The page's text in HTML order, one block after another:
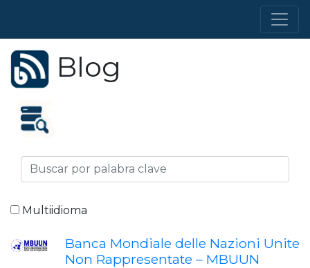
Blog
Multiidioma
Banca Mondiale delle Nazioni Unite
Non Rappresentate – MBUUN